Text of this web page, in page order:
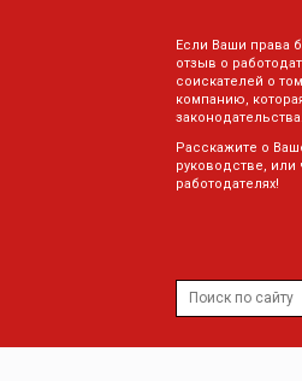
Если Ваши права
отзыв о
соискателей о
компанию,
законодательства.
Расскажите о
руководстве,
работодателях!